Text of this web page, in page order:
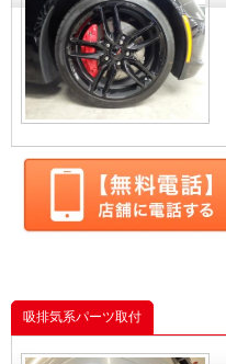
吸排気系パーツ取付